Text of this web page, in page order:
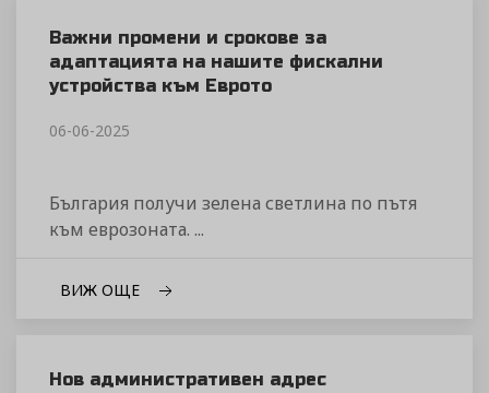
Важни промени и срокове за
адаптацията на нашите фискални
устройства към Еврото
06-06-2025
България получи зелена светлина по пътя
към еврозоната. ...
ВИЖ ОЩЕ
Нов административен адрес